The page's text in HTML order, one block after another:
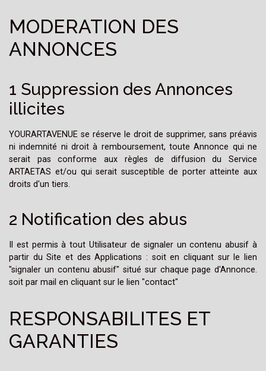
MODERATION DES
ANNONCES
1 Suppression des Annonces
illicites
YOURARTAVENUE se réserve le droit de supprimer, sans préavis
ni indemnité ni droit à remboursement, toute Annonce qui ne
serait pas conforme aux règles de diffusion du Service
ARTAETAS et/ou qui serait susceptible de porter atteinte aux
droits d'un tiers.
2 Notification des abus
Il est permis à tout Utilisateur de signaler un contenu abusif à
partir du Site et des Applications : soit en cliquant sur le lien
"signaler un contenu abusif" situé sur chaque page d'Annonce.
soit par mail en cliquant sur le lien "contact"
RESPONSABILITES ET
GARANTIES